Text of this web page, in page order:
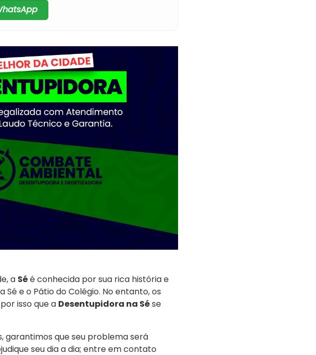
a Séé conhecida por sua rica história e
e o Pátio do Colégio. No entanto, os
isso que a Desentupidora na Sése
garantimos que seu problema será
seu dia a dia; entre em contato